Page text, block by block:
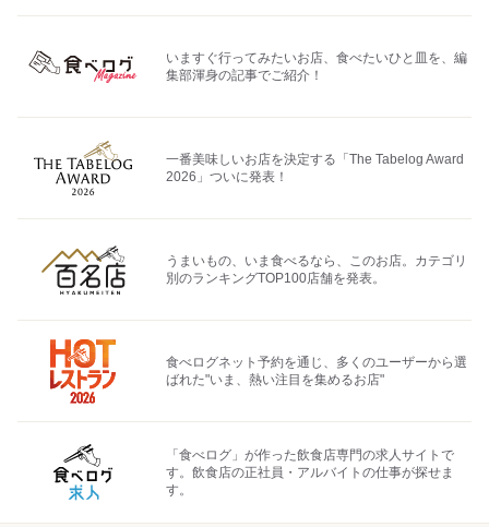
いますぐ行ってみたいお店、食べたいひと皿を、編
集部渾身の記事でご紹介！
一番美味しいお店を決定する「The Tabelog Award
2026」ついに発表！
うまいもの、いま食べるなら、このお店。カテゴリ
別のランキングTOP100店舗を発表。
食べログネット予約を通じ、多くのユーザーから選
ばれた"いま、熱い注目を集めるお店"
「食べログ」が作った飲食店専門の求人サイトで
す。飲食店の正社員・アルバイトの仕事が探せま
す。